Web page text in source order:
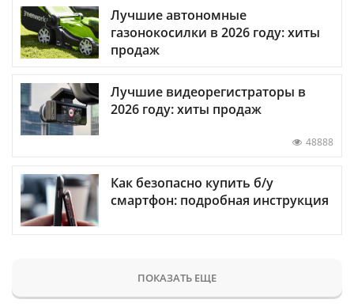
Лучшие автономные
газонокосилки в 2026 году: хиты
продаж
Лучшие видеорегистраторы в
2026 году: хиты продаж
48888
Как безопасно купить б/у
смартфон: подробная инструкция
ПОКАЗАТЬ ЕЩЕ